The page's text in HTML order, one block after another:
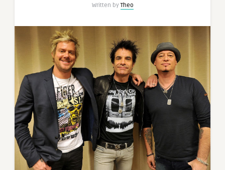
Written byTheo